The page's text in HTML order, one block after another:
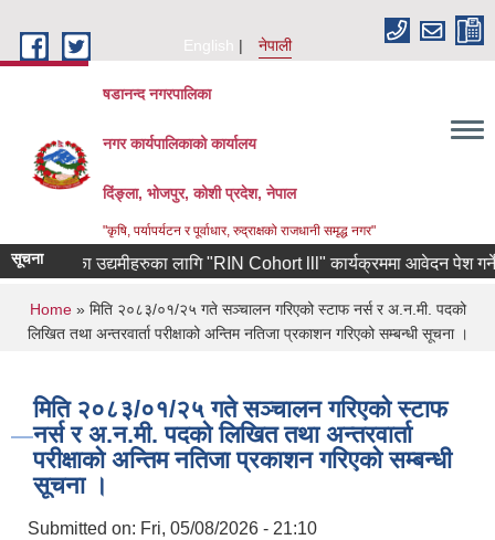
English
नेपाली
षडानन्द नगरपालिका
नगर कार्यपालिकाको कार्यालय
दिंङ्ला, भोजपुर, कोशी प्रदेश, नेपाल
"कृषि, पर्यापर्यटन र पूर्वाधार, रुद्राक्षको राजधानी समृद्ध नगर"
सूचनाफर्केका उद्यमीहरुका लागि "RIN Cohort lll" कार्यक्रममा आवेदन पेश गर्ने
You are here
Home» मिति २०८३/०१/२५ गते सञ्चालन गरिएको स्टाफ नर्स र अ.न.मी. पदको
लिखित तथा अन्तरवार्ता परीक्षाको अन्तिम नतिजा प्रकाशन गरिएको सम्बन्धी सूचना ।
मिति २०८३/०१/२५ गते सञ्चालन गरिएको स्टाफ
नर्स र अ.न.मी. पदको लिखित तथा अन्तरवार्ता
परीक्षाको अन्तिम नतिजा प्रकाशन गरिएको सम्बन्धी
सूचना ।
Submitted on: Fri, 05/08/2026 - 21:10